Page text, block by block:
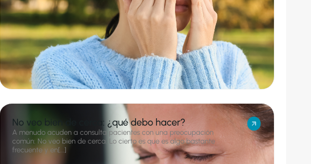
No veo bien de cerca: ¿qué debo hacer?
A menudo acuden a consulta pacientes con una preocupación
común: No veo bien de cerca. Lo cierto es que es algo bastante
frecuente y en[...]